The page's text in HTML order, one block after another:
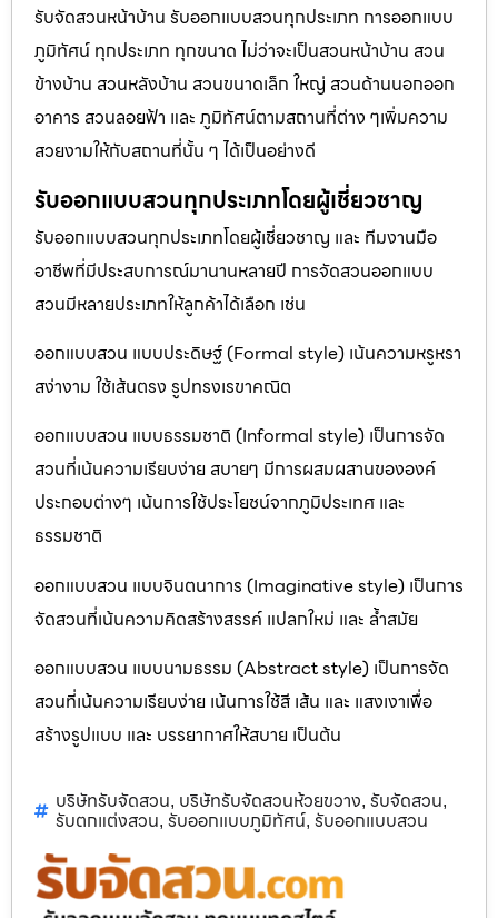
รับจัดสวนหน้าบ้าน รับออกแบบสวนทุกประเภท การออกแบบ
ภูมิทัศน์ ทุกประเภท ทุกขนาด ไม่ว่าจะเป็นสวนหน้าบ้าน สวน
ข้างบ้าน สวนหลังบ้าน สวนขนาดเล็ก ใหญ่ สวนด้านนอกออก
อาคาร สวนลอยฟ้า และ ภูมิทัศน์ตามสถานที่ต่าง ๆเพิ่มความ
สวยงามให้กับสถานที่นั้น ๆ ได้เป็นอย่างดี
รับออกแบบสวนทุกประเภทโดยผู้เชี่ยวชาญ
รับออกแบบสวนทุกประเภทโดยผู้เชี่ยวชาญ และ ทีมงานมือ
อาชีพที่มีประสบการณ์มานานหลายปี การจัดสวนออกแบบ
สวนมีหลายประเภทให้ลูกค้าได้เลือก เช่น
ออกแบบสวน แบบประดิษฐ์ (Formal style) เน้นความหรูหรา
สง่างาม ใช้เส้นตรง รูปทรงเรขาคณิต
ออกแบบสวน แบบธรรมชาติ (Informal style) เป็นการจัด
สวนที่เน้นความเรียบง่าย สบายๆ มีการผสมผสานขององค์
ประกอบต่างๆ เน้นการใช้ประโยชน์จากภูมิประเทศ และ
ธรรมชาติ
ออกแบบสวน แบบจินตนาการ (Imaginative style) เป็นการ
จัดสวนที่เน้นความคิดสร้างสรรค์ แปลกใหม่ และ ล้ำสมัย
ออกแบบสวน แบบนามธรรม (Abstract style) เป็นการจัด
สวนที่เน้นความเรียบง่าย เน้นการใช้สี เส้น และ แสงเงาเพื่อ
สร้างรูปแบบ และ บรรยากาศให้สบาย เป็นต้น
บริษัทรับจัดสวน, บริษัทรับจัดสวนห้วยขวาง, รับจัดสวน,
รับตกแต่งสวน, รับออกแบบภูมิทัศน์, รับออกแบบสวน